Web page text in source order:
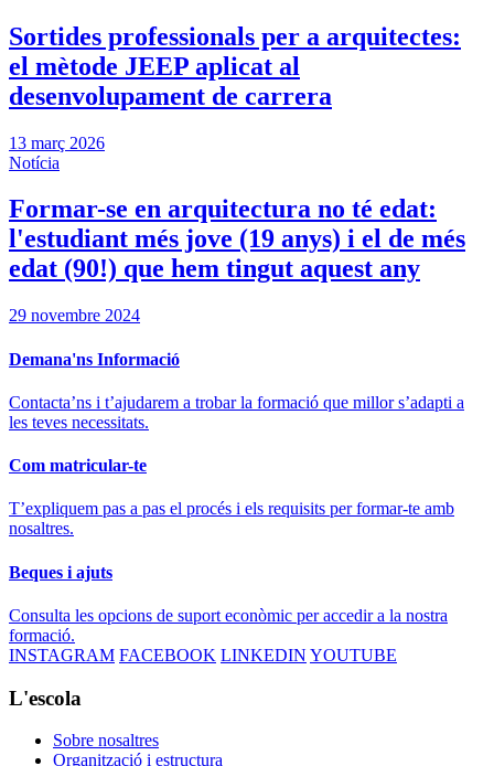
Sortides professionals per a arquitectes:
el mètode JEEP aplicat al
desenvolupament de carrera
13 març 2026
Notícia
Formar-se en arquitectura no té edat:
l'estudiant més jove (19 anys) i el de més
edat (90!) que hem tingut aquest any
29 novembre 2024
Demana'ns Informació
Contacta’ns i t’ajudarem a trobar la formació que millor s’adapti a
les teves necessitats.
Com matricular-te
T’expliquem pas a pas el procés i els requisits per formar-te amb
nosaltres.
Beques i ajuts
Consulta les opcions de suport econòmic per accedir a la nostra
formació.
INSTAGRAM FACEBOOK LINKEDIN YOUTUBE
L'escola
Sobre nosaltres
Organització i estructura